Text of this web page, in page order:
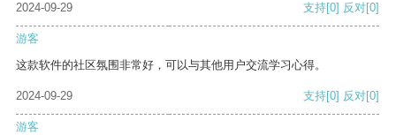
2024-09-29
支持[0] 反对[0]
游客
这款软件的社区氛围非常好，可以与其他用户交流学习心得。
2024-09-29 支持[0] 反对[0]
游客